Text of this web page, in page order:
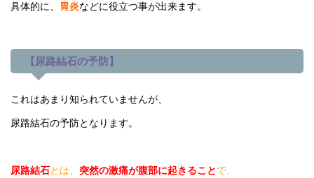
具体的に、 胃炎などに役立つ事が出来ます。
【尿路結石の予防】
これはあまり知られていませんが、
尿路結石の予防となります。
尿路結石とは、 突然の激痛が腹部に起きることで、